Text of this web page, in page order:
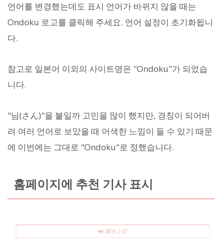
언어를 변경했는데도 표시 언어가 바뀌지 않을 때는
Ondoku 로고를 클릭해 주세요. 언어 설정이 초기화됩니
다.
참고로 일본어 이외의 사이트명은 "Ondoku"가 되었습
니다.
"님(さん)"을 붙일까 고민을 많이 했지만, 경칭이 되어버
려 여러 언어로 보았을 때 어색한 느낌이 들 수 있기 때문
에 이번에는 그대로 "Ondoku"로 정했습니다.
홈페이지에 추천 기사 표시